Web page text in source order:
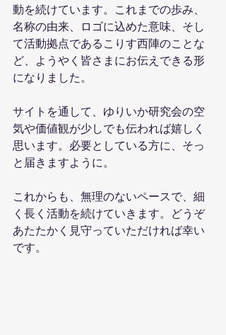
動を続けています。これまでの歩み、
名称の由来、ロゴに込めた意味、そし
て活動拠点であるこりす西陣のことな
ど、ようやく皆さまにお伝えできる形
になりました。
サイトを通して、ゆりいか研究会の空
気や価値観が少しでも伝われば嬉しく
思います。必要としている方に、そっ
と届きますように。
これからも、無理のないペースで、細
く長く活動を続けていきます。どうぞ
あたたかく見守っていただければ幸い
です。